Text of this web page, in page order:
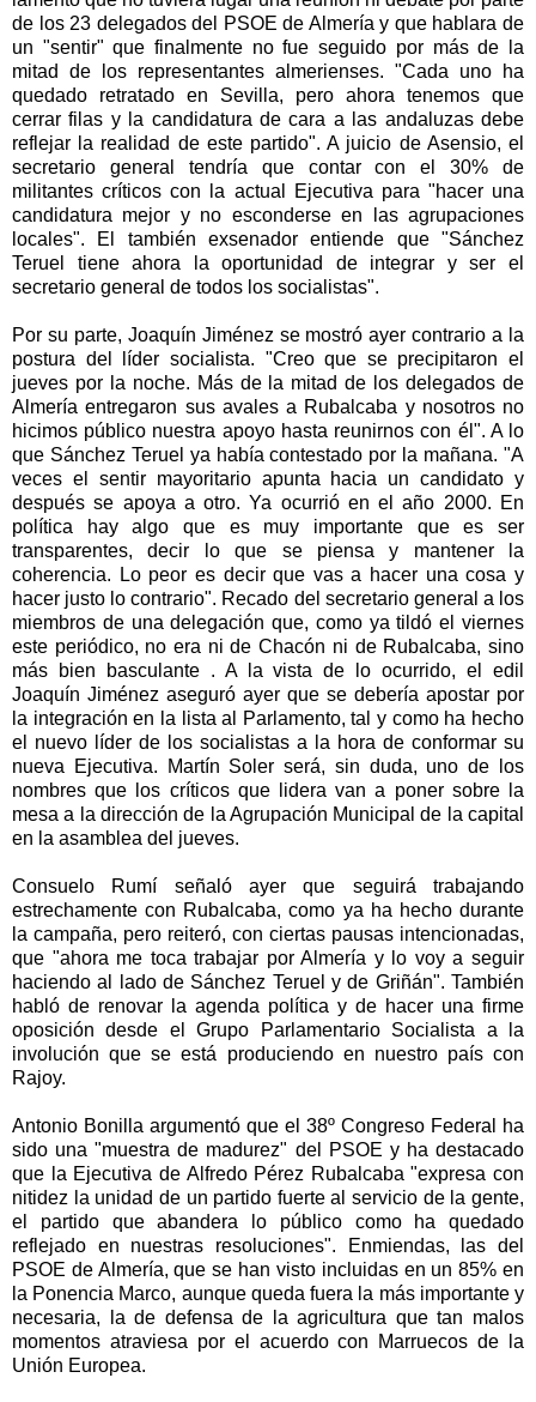
de los 23 delegados del PSOE de Almería y que hablara de
un "sentir" que finalmente no fue seguido por más de la
mitad de los representantes almerienses. "Cada uno ha
quedado retratado en Sevilla, pero ahora tenemos que
cerrar filas y la candidatura de cara a las andaluzas debe
reflejar la realidad de este partido". A juicio de Asensio, el
secretario general tendría que contar con el 30% de
militantes críticos con la actual Ejecutiva para "hacer una
candidatura mejor y no esconderse en las agrupaciones
locales". El también exsenador entiende que "Sánchez
Teruel tiene ahora la oportunidad de integrar y ser el
secretario general de todos los socialistas".
Por su parte, Joaquín Jiménez se mostró ayer contrario a la
postura del líder socialista. "Creo que se precipitaron el
jueves por la noche. Más de la mitad de los delegados de
Almería entregaron sus avales a Rubalcaba y nosotros no
hicimos público nuestra apoyo hasta reunirnos con él". A lo
que Sánchez Teruel ya había contestado por la mañana. "A
veces el sentir mayoritario apunta hacia un candidato y
después se apoya a otro. Ya ocurrió en el año 2000. En
política hay algo que es muy importante que es ser
transparentes, decir lo que se piensa y mantener la
coherencia. Lo peor es decir que vas a hacer una cosa y
hacer justo lo contrario". Recado del secretario general a los
miembros de una delegación que, como ya tildó el viernes
este periódico, no era ni de Chacón ni de Rubalcaba, sino
más bien basculante . A la vista de lo ocurrido, el edil
Joaquín Jiménez aseguró ayer que se debería apostar por
la integración en la lista al Parlamento, tal y como ha hecho
el nuevo líder de los socialistas a la hora de conformar su
nueva Ejecutiva. Martín Soler será, sin duda, uno de los
nombres que los críticos que lidera van a poner sobre la
mesa a la dirección de la Agrupación Municipal de la capital
en la asamblea del jueves.
Consuelo Rumí señaló ayer que seguirá trabajando
estrechamente con Rubalcaba, como ya ha hecho durante
la campaña, pero reiteró, con ciertas pausas intencionadas,
que "ahora me toca trabajar por Almería y lo voy a seguir
haciendo al lado de Sánchez Teruel y de Griñán". También
habló de renovar la agenda política y de hacer una firme
oposición desde el Grupo Parlamentario Socialista a la
involución que se está produciendo en nuestro país con
Rajoy.
Antonio Bonilla argumentó que el 38º Congreso Federal ha
sido una "muestra de madurez" del PSOE y ha destacado
que la Ejecutiva de Alfredo Pérez Rubalcaba "expresa con
nitidez la unidad de un partido fuerte al servicio de la gente,
el partido que abandera lo público como ha quedado
reflejado en nuestras resoluciones". Enmiendas, las del
PSOE de Almería, que se han visto incluidas en un 85% en
la Ponencia Marco, aunque queda fuera la más importante y
necesaria, la de defensa de la agricultura que tan malos
momentos atraviesa por el acuerdo con Marruecos de la
Unión Europea.